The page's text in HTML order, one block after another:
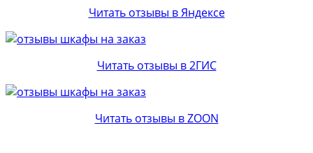
Читать отзывы в Яндексе
Читать отзывы в 2ГИС
Читать отзывы в ZOON